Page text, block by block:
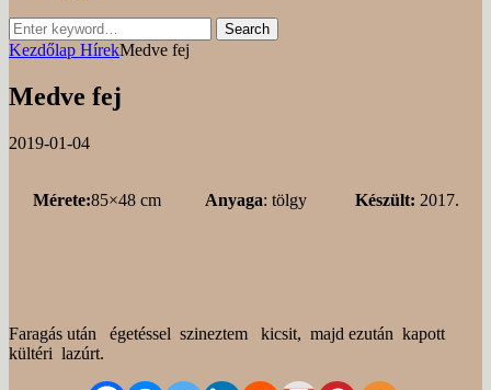
Search
for:
Search
Kezdőlap HírekMedve fej
Medve fej
Posted
2019-01-04by
Mérete:85×48 cm Anyaga: tölgy Készült: 2017.
Faragás után égetéssel szineztem kicsit, majd ezután kapott
kültéri lazúrt.